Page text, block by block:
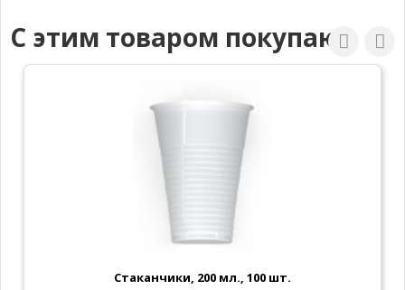
С этим товаром покупают
Стаканчики, 200 мл., 100 шт.